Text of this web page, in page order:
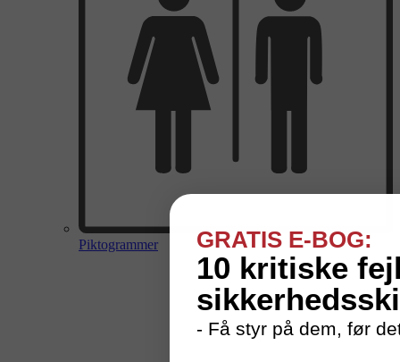
Piktogrammer GRATIS E-BOG:
10 kritiske
- Få styr på dem, før